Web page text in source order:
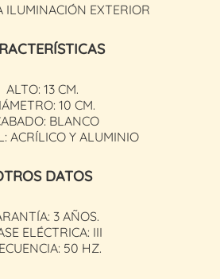
ILUMINACIÓN EXTERIOR
ALTO: 13 CM.
10 CM.
BLANCO
ACRÍLICO Y ALUMINIO
DATOS
3 AÑOS.
ELÉCTRICA: III
50 HZ.